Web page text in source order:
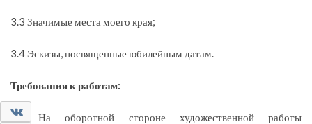
0
3.3 Значимые места моего края;
3.4 Эскизы, посвященные юбилейным датам.
Требования к работам:
На оборотной стороне художественной работы